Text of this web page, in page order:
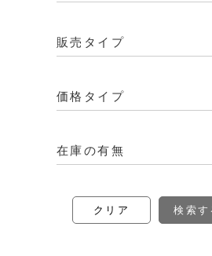
販売タイプ
価格タイプ
在庫の有無